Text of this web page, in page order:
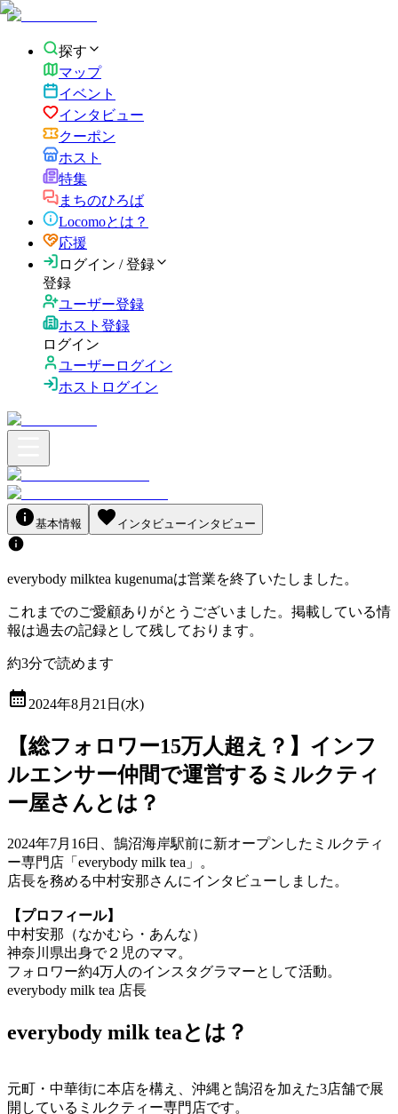
探す
マップ
イベント
インタビュー
クーポン
ホスト
特集
まちのひろば
Locomoとは？
応援
ログイン / 登録
登録
ユーザー登録
ホスト登録
ログイン
ユーザーログイン
ホストログイン
基本情報 インタビューインタビュー
everybody milktea kugenumaは営業を終了いたしました。
これまでのご愛顧ありがとうございました。掲載している情
報は過去の記録として残しております。
約3分で読めます
2024年8月21日(水)
【総フォロワー15万人超え？】インフ
ルエンサー仲間で運営するミルクティ
ー屋さんとは？
2024年7月16日、鵠沼海岸駅前に新オープンしたミルクティ
ー専門店「everybody milk tea」。
店長を務める中村安那さんにインタビューしました。
【プロフィール】
中村安那（なかむら・あんな）
神奈川県出身で２児のママ。
フォロワー約4万人のインスタグラマーとして活動。
everybody milk tea 店長
everybody milk teaとは？
元町・中華街に本店を構え、沖縄と鵠沼を加えた3店舗で展
開しているミルクティー専門店です。